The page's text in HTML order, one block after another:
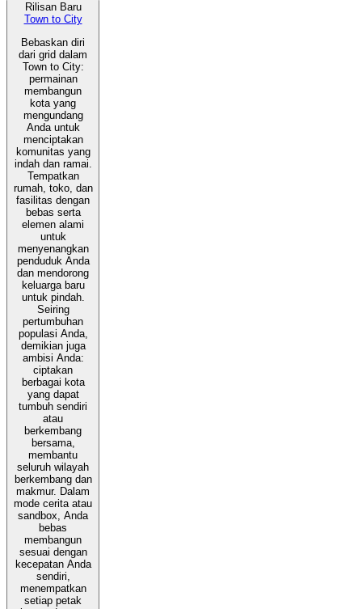
Rilisan Baru
Town to City
Bebaskan diri
dari grid dalam
Town to City:
permainan
membangun
kota yang
mengundang
Anda untuk
menciptakan
komunitas yang
indah dan ramai.
Tempatkan
rumah, toko, dan
fasilitas dengan
bebas serta
elemen alami
untuk
menyenangkan
penduduk Anda
dan mendorong
keluarga baru
untuk pindah.
Seiring
pertumbuhan
populasi Anda,
demikian juga
ambisi Anda:
ciptakan
berbagai kota
yang dapat
tumbuh sendiri
atau
berkembang
bersama,
membantu
seluruh wilayah
berkembang dan
makmur. Dalam
mode cerita atau
sandbox, Anda
bebas
membangun
sesuai dengan
kecepatan Anda
sendiri,
menempatkan
setiap petak